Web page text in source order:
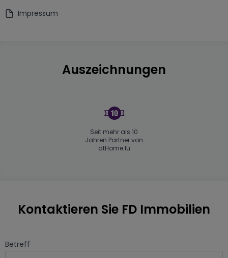
Impressum
Auszeichnungen
Seit mehr als 10
Jahren Partner von
atHome.lu
Kontaktieren Sie FD Immobilien
Betreff